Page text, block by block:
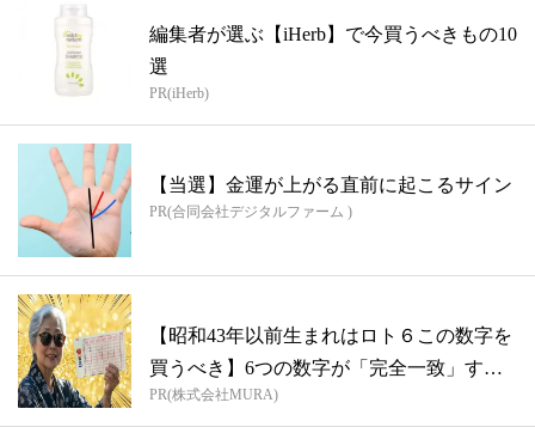
編集者が選ぶ【iHerb】で今買うべきもの10
選
PR(iHerb)
【当選】金運が上がる直前に起こるサイン
PR(合同会社デジタルファーム )
【昭和43年以前生まれはロト６この数字を
買うべき】6つの数字が「完全一致」する
方...
PR(株式会社MURA)